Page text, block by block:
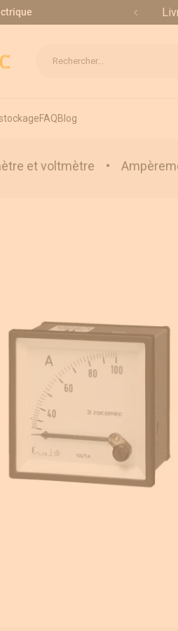
Rechercher...
armoire électrique
de courant
FAQBlog
et voltmètre •